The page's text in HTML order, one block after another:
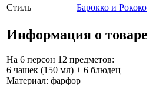
Стиль
Барокко и Рококо
Информация о товаре
На 6 персон 12 предметов:
6 чашек (150 мл) + 6 блюдец
Материал: фарфор